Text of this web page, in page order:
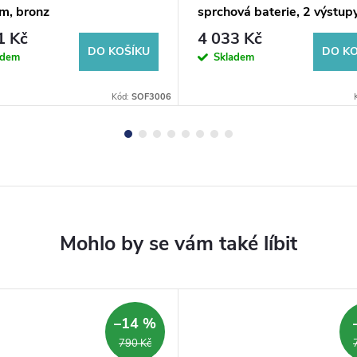
bronz
Kč
DO KOŠÍKU
Kód: SOF3006
sprchová baterie, 2
páčka, bronz
4 033 Kč
Skladem DO
790 Kč
–14 %